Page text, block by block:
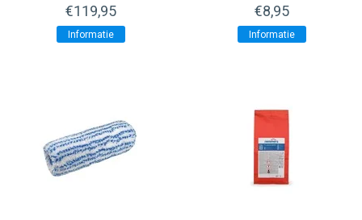
€119,95
Informatie
€8,95
Informatie